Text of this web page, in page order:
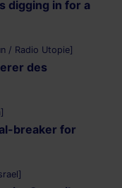
digging in for a
/ Radio Utopie]
des
breaker for